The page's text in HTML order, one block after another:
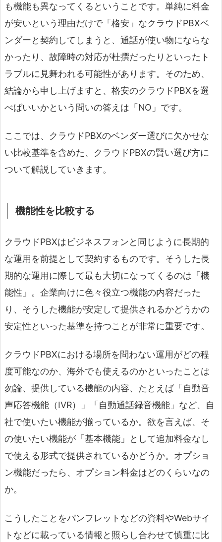
も機能も異なってくるということです。単純に料金
が安いという理由だけで「格安」なクラウドPBXベ
ンダーと契約してしまうと、通話が使い物にならな
かったり、故障時の対応が杜撰だったりといったト
ラブルに見舞われる可能性があります。そのため、
結論から申し上げますと、格安のクラウドPBXを選
べばいいかという問いの答えは「NO」です。
ここでは、クラウドPBXのベンダー選びに欠かせな
い比較基準を含めた、クラウドPBXの賢い選び方に
ついて解説していきます。
機能性を比較する
クラウドPBXはビジネスフォンと同じように長期的
な運用を前提として契約するものです。そうした長
期的な運用に際して最も大切になってくるのは「機
能性」。企業向けに色々役立つ機能の内容だった
り、そうした機能が安定して提供されるかどうかの
安定性といった基準を持つことが非常に重要です。
クラウドPBXにおける場所を問わない運用がどの程
度可能なのか、海外でも使えるのかといったことは
勿論、提供している機能の内容、たとえば「自動音
声応答機能（IVR）」「自動通話録音機能」など、自
社で使いたい機能が揃っているか。欲を言えば、そ
の使いたい機能が「基本機能」として追加料金なし
で使える形式で提供されているかどうか。オプショ
ン機能だったら、オプション料金はどのくらいなの
か。
こうしたことをパンフレットなどの資料やWebサイ
トなどに載っている情報と照らし合わせて慎重に比